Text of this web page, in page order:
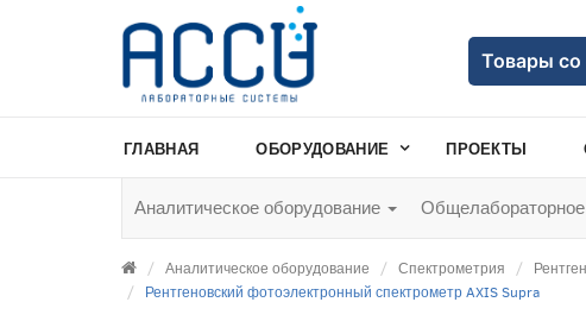
Товары со
ГЛАВНАЯ ОБОРУДОВАНИЕ ПРОЕКТЫ
Аналитическое оборудование
Аналитическое оборудование Спектрометрия
Рентгеновский фотоэлектронный спектрометр AXIS Supra